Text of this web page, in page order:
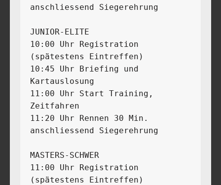
anschliessend Siegerehrung
JUNIOR-ELITE
10:00 Uhr Registration
(spätestens Eintreffen)
10:45 Uhr Briefing und
Kartauslosung
11:00 Uhr Start Training,
Zeitfahren
11:20 Uhr Rennen 30 Min.
anschliessend Siegerehrung
MASTERS-SCHWER
11:00 Uhr Registration
(spätestens Eintreffen)